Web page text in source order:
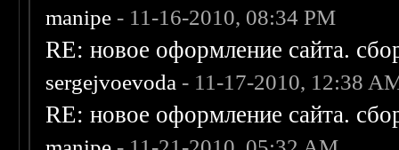
manipe - 11-16-2010, 08:34 PM
RE: новое оформление сайта.
sergejvoevoda - 11-17-2010, 12:38
RE: новое оформление сайта.